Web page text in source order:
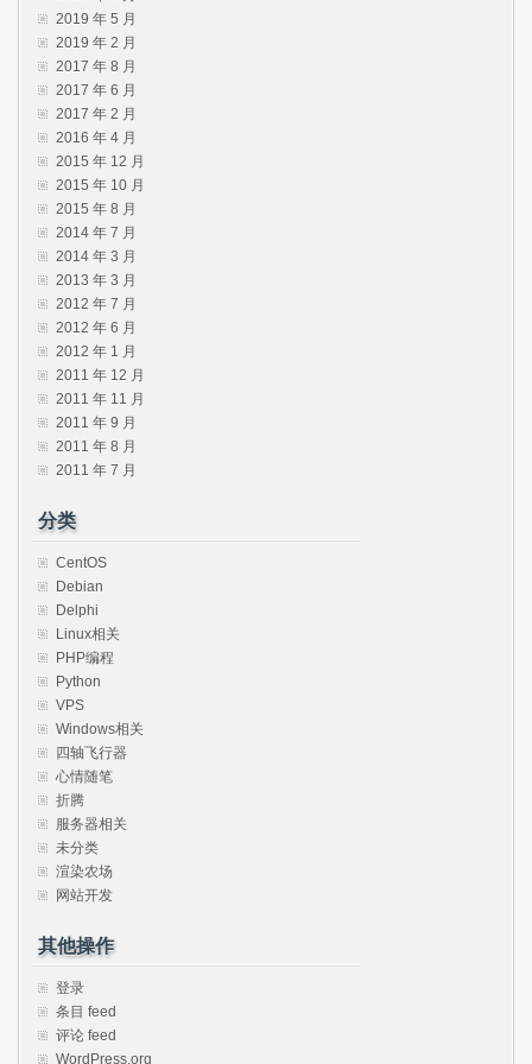
2019 年 5 月
2019 年 2 月
2017 年 8 月
2017 年 6 月
2017 年 2 月
2016 年 4 月
2015 年 12 月
2015 年 10 月
2015 年 8 月
2014 年 7 月
2014 年 3 月
2013 年 3 月
2012 年 7 月
2012 年 6 月
2012 年 1 月
2011 年 12 月
2011 年 11 月
2011 年 9 月
2011 年 8 月
2011 年 7 月
分类
CentOS
Debian
Delphi
Linux相关
PHP编程
Python
VPS
Windows相关
四轴飞行器
心情随笔
折腾
服务器相关
未分类
渲染农场
网站开发
其他操作
登录
条目 feed
评论 feed
WordPress.org